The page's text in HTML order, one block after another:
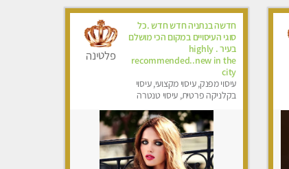
חדשה בנתניה חדש חדש .כל
סוגי העיסויים במקום הכי מושלם
בעיר . highly
recommended..new in the
city
עיסוי מפנק, עיסוי מקצועי, עיסוי
בקלניקה פרטית, עיסוי טנטרה
פלטינה